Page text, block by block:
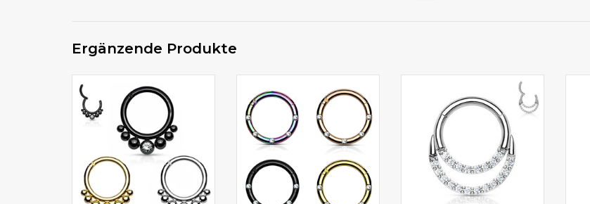
Ergänzende Produkte
Septum Piercing Schmuck